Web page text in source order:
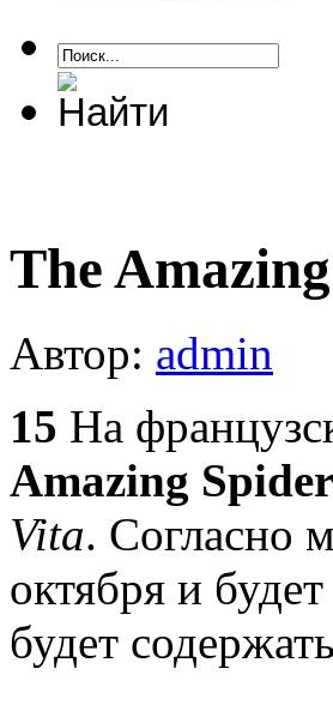
The
Автор: admin
15 На
Amazing
Vita. Согласно
октября и
будет